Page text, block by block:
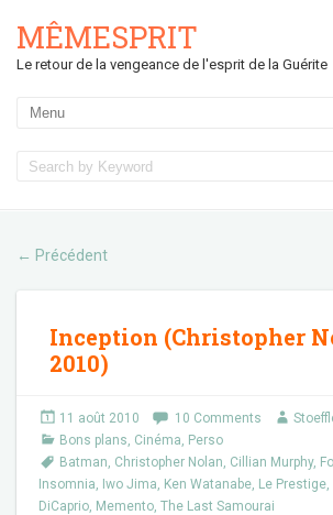
MÊMESPRIT
Le retour de la vengeance de l'esprit de la Guérite
← Précédent
Inception (Christopher
2010)
11 août 2010 10 Comments
Bons plans, Cinéma, Perso
Batman, Christopher Nolan, Cillian Murphy,
Insomnia, Iwo Jima, Ken Watanabe, Le Prestige,
DiCaprio, Memento, The Last Samourai